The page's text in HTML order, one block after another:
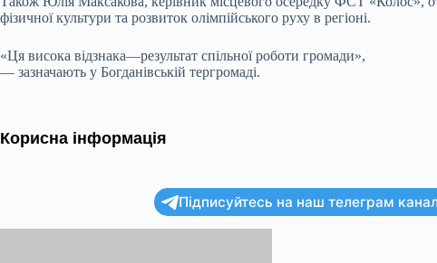
фізичної культури та розвиток олімпійського руху в регіоні.
«Ця висока відзнака—результат спільної роботи громади»,
— зазначають у Богданівській тергромаді.
Корисна інформація
Підписуйтесь на наш телеграм